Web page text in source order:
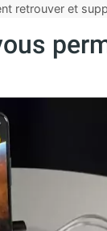
retrouver et